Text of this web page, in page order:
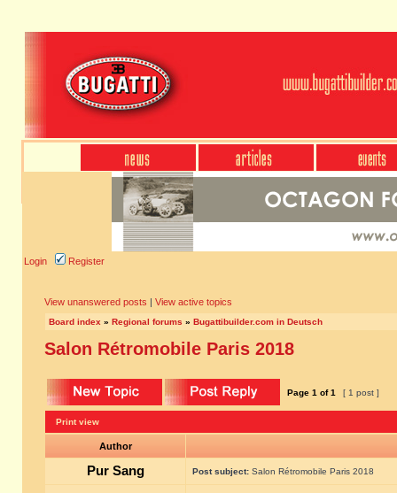
Login Register
View unanswered posts | View active topics
Board index » Regional forums » Bugattibuilder.com in Deutsch
Salon Rétromobile Paris 2018
Page 1 of1 [ 1 post ]
Print view
Author
Pur Sang Post subject: Salon Rétromobile Paris 2018